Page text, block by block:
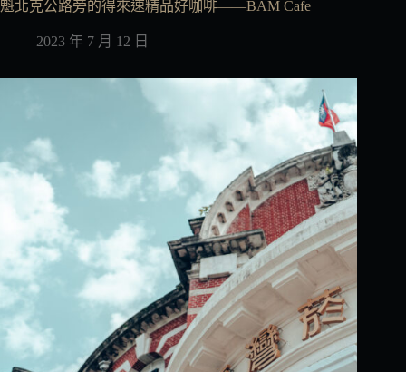
魁北克公路旁的得來速精品好咖啡——BAM Cafe
2023 年 7 月 12 日